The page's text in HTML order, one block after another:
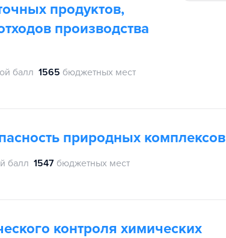
продуктов,
производства
балл 1565 бюджетных мест
природных комплексов
балл 1547 бюджетных мест
контроля химических